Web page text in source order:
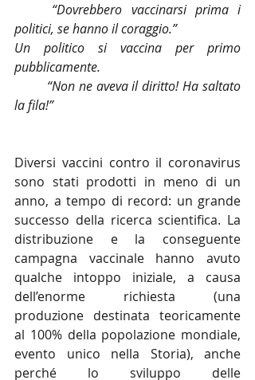
“Dovrebbero vaccinarsi prima i
politici, se hanno il coraggio.”
Un politico si vaccina per primo
pubblicamente.
“Non ne aveva il diritto! Ha saltato
la fila!”
Diversi vaccini contro il coronavirus
sono stati prodotti in meno di un
anno, a tempo di record: un grande
successo della ricerca scientifica. La
distribuzione e la conseguente
campagna vaccinale hanno avuto
qualche intoppo iniziale, a causa
dell’enorme richiesta (una
produzione destinata teoricamente
al 100% della popolazione mondiale,
evento unico nella Storia), anche
perché lo sviluppo delle